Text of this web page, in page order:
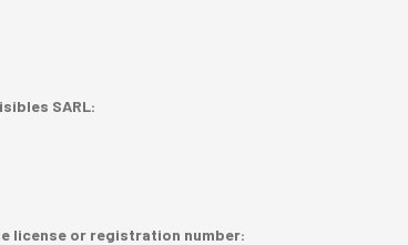
SARL:
license or registration number: